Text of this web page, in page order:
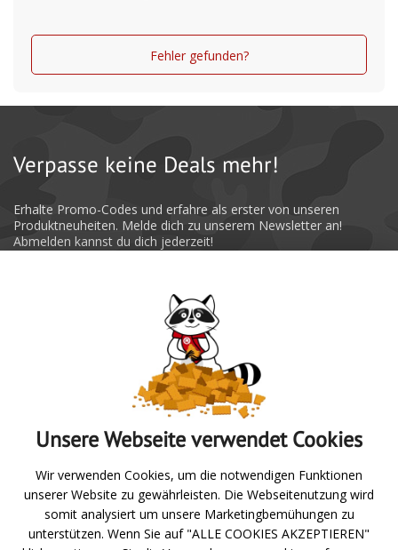
Fehler gefunden?
Verpasse keine Deals mehr!
Erhalte Promo-Codes und erfahre als erster von unseren
Produktneuheiten. Melde dich zu unserem Newsletter an!
Abmelden kannst du dich jederzeit!
Absenden
Angeln
Jagd- und Schießsport
Unsere Webseite verwendet Cookies
Wir verwenden Cookies, um die notwendigen Funktionen
unserer Website zu gewährleisten. Die Webseitenutzung wird
somit analysiert um unsere Marketingbemühungen zu
unterstützen. Wenn Sie auf "ALLE COOKIES AKZEPTIEREN"